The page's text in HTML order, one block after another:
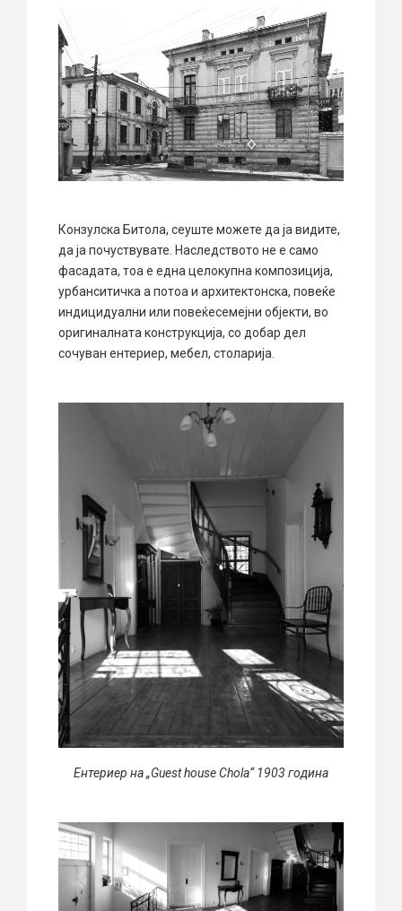
Конзулска Битола, сеуште можете да ја видите,
да ја почуствувате. Наследството не е само
фасадата, тоа е една целокупна композиција,
урбанситичка а потоа и архитектонска, повеќе
индицидуални или повеќесемејни објекти, во
оригиналната конструкција, со добар дел
сочуван ентериер, мебел, столарија.
Ентериер на „Guest house Chola“ 1903 година